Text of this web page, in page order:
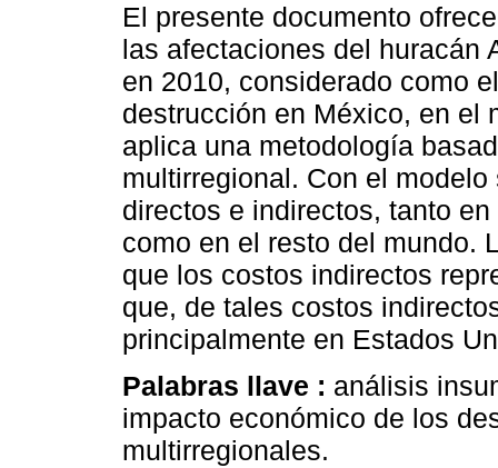
El presente documento
las afectaciones del huracán
en 2010, considerado como
destrucción en México, en el
aplica una metodología
multirregional. Con el
directos e indirectos, tanto
como en el resto del mundo.
que los costos indirectos
que, de tales costos
principalmente en Estados
Palabras llave : análisis
impacto económico de los
multirregionales.